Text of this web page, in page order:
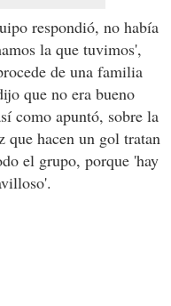
respondió, no había
la que tuvimos',
de una familia
que no era bueno
como apuntó, sobre la
que hacen un gol tratan
el grupo, porque 'hay